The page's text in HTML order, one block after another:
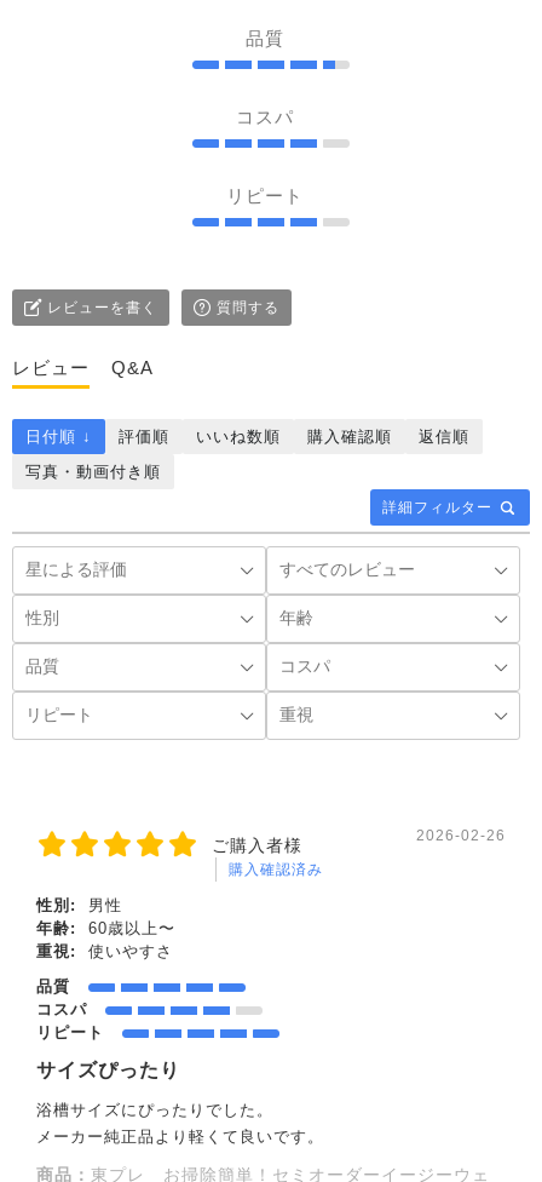
品質
コスパ
リピート
レビューを書く 質問する
レビュー Q&A
詳細フィルター
日付順 ↓ 評価順 いいね数順 購入確認順
返信順
写真・動画付き順
ご購入者様
購入確認済み
2026-02-26
性別:
男性
年齢:
60歳以上〜
重視:
使いやすさ
品質
コスパ
リピート
サイズぴったり
浴槽サイズにぴったりでした。
メーカー純正品より軽くて良いです。
商品： 東プレ お掃除簡単！セミオーダーイージーウェ